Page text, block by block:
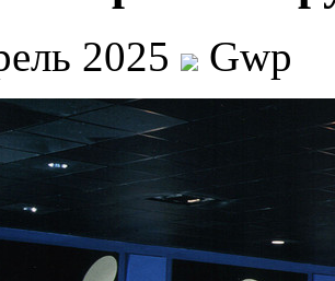
2025 Gwp